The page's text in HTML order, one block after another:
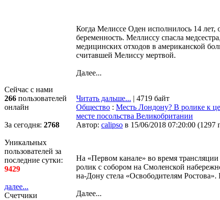
Сейчас с нами
266 пользователей
онлайн
За сегодня: 2768
Уникальных
пользователей за
последние сутки:
9429
далее...
Счетчики
Когда Мелиссе Оден исполнилось 14
беременность. Меллиссу спасла
медицинских отходов в американской
считавшей Мелиссу мертвой.
Далее...
Читать дальше... | 4719 байт
Общество : Месть Лондону? В ролике к
месте посольства Великобритании
Автор: calipso в 15/06/2018 07:20:00 (1297
На «Первом канале» во время
ролик с собором на Смоленской
на-Дону стела «Освободителям
Далее...